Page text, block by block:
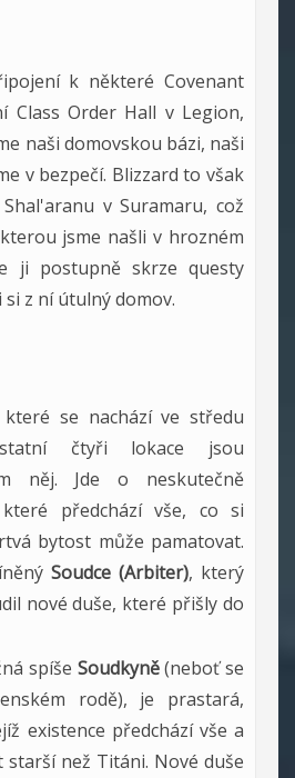
k některé Covenant
Class Order Hall v Legion,
naši domovskou bázi, naši
v bezpečí. Blizzard to však
v Suramaru, což
jsme našli v hrozném
ji postupně skrze questy
z ní útulný domov.
se nachází ve středu
čtyři lokace jsou
něj. Jde o neskutečně
předchází vše, co si
bytost může pamatovat.
Soudce (Arbiter), který
nové duše, které přišly do
spíše Soudkyně(neboť se
rodě), je prastará,
existence předchází vše a
starší než Titáni. Nové duše